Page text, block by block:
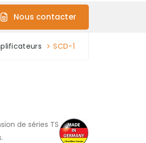
Nous contacter
SCD-1
de séries TS